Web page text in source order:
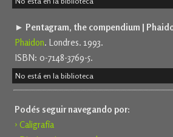
► Pentagram, the compendium |
Phaidon. Londres. 1993.
ISBN: 0-7148-3769-5.
No está en la biblioteca
Podés seguir navegando por:
› Caligrafía